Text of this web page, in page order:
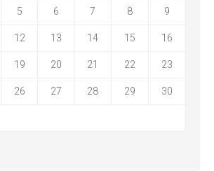
5 6 7 8 9
12 13 14 15 16
19 20 21 22 23
26 27 28 29 30